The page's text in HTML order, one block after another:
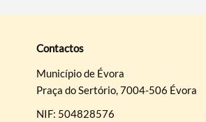
Contactos
Município de Évora
Praça do Sertório, 7004-506 Évora
NIF: 504828576